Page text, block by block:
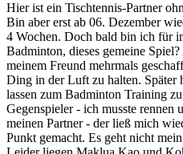
Hier ist ein Tischtennis-Partner
Bin aber erst ab 06. Dezember
4 Wochen. Doch bald bin ich für
Badminton, dieses gemeine
meinem Freund mehrmals
Ding in der Luft zu halten. Später
lassen zum Badminton Training
Gegenspieler - ich musste rennen
meinen Partner - der ließ mich
Punkt gemacht. Es geht nicht